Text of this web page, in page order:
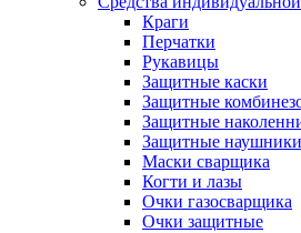
Краги
Перчатки
Рукавицы
Защитные каски
Защитные
Защитные
Защитные наушники
Маски сварщика
Когти и лазы
Очки газосварщика
Очки защитные